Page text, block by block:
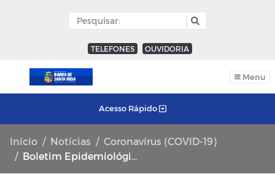
TELEFONES OUVIDORIA
Menu
Acesso Rápido
Início Notícias
Coronavírus (COVID-19)
Boletim Epidemiológico 08/06/2021